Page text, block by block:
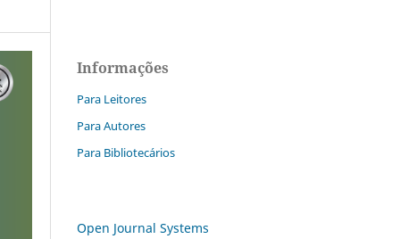
Informações
Para Leitores
Para Autores
Para Bibliotecários
Open Journal Systems